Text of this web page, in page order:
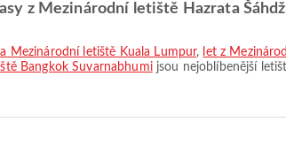
z Mezinárodní letiště Hazrata
Mezinárodní letiště Kuala Lumpur, let z
Bangkok Suvarnabhumijsou nejoblíbenější